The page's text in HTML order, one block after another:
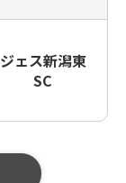
ジェス新潟東
SC